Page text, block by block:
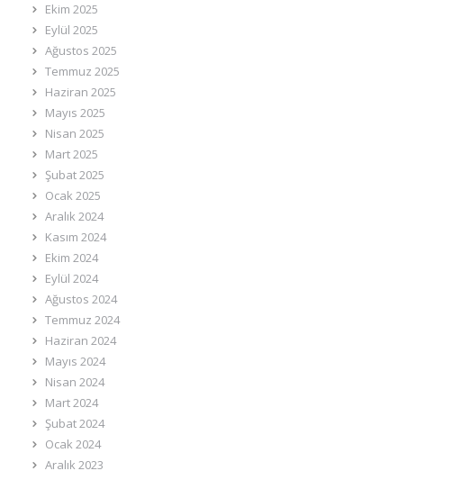
Ekim 2025
Eylül 2025
Ağustos 2025
Temmuz 2025
Haziran 2025
Mayıs 2025
Nisan 2025
Mart 2025
Şubat 2025
Ocak 2025
Aralık 2024
Kasım 2024
Ekim 2024
Eylül 2024
Ağustos 2024
Temmuz 2024
Haziran 2024
Mayıs 2024
Nisan 2024
Mart 2024
Şubat 2024
Ocak 2024
Aralık 2023